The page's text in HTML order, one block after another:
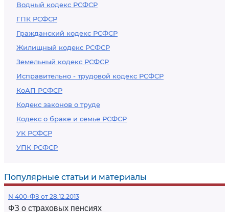
Водный кодекс РСФСР
ГПК РСФСР
Гражданский кодекс РСФСР
Жилищный кодекс РСФСР
Земельный кодекс РСФСР
Исправительно - трудовой кодекс РСФСР
КоАП РСФСР
Кодекс законов о труде
Кодекс о браке и семье РСФСР
УК РСФСР
УПК РСФСР
Популярные статьи и материалы
N 400-ФЗ от 28.12.2013
ФЗ о страховых пенсиях